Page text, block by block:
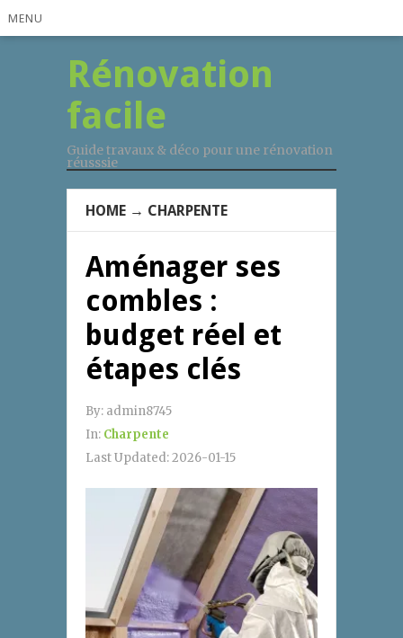
MENU
Rénovation
facile
Guide travaux & déco pour une rénovation
réusssie
HOME → CHARPENTE
Aménager ses
combles :
budget réel et
étapes clés
By: admin8745
In: Charpente
Last Updated:2026-01-15